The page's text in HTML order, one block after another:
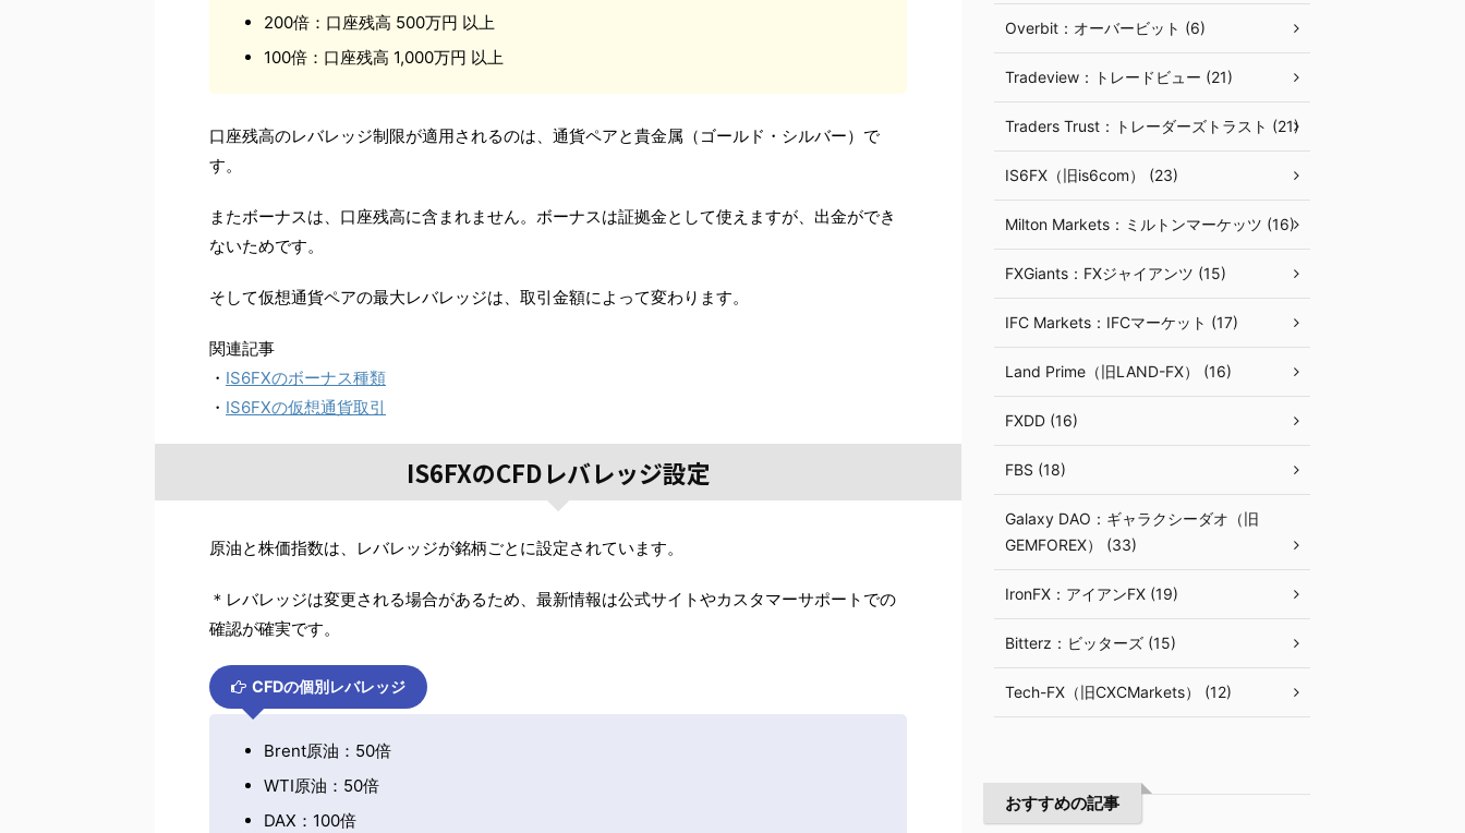
200倍：口座残高 500万円 以上
100倍：口座残高 1,000万円 以上
口座残高のレバレッジ制限が適用されるのは、通貨ペアと貴金属（ゴールド・シルバー）で
す。
またボーナスは、口座残高に含まれません。ボーナスは証拠金として使えますが、出金ができ
ないためです。
そして仮想通貨ペアの最大レバレッジは、取引金額によって変わります。
関連記事
・ IS6FXのボーナス種類
・ IS6FXの仮想通貨取引
IS6FXのCFDレバレッジ設定
原油と株価指数は、レバレッジが銘柄ごとに設定されています。
＊レバレッジは変更される場合があるため、最新情報は公式サイトやカスタマーサポートでの
確認が確実です。
CFDの個別レバレッジ
Brent原油：50倍
WTI原油：50倍
DAX：100倍
Overbit：オーバービット (6)
Tradeview：トレードビュー (21)
Traders Trust：トレーダーズトラスト (21)
IS6FX（旧is6com） (23)
Milton Markets：ミルトンマーケッツ (16)
FXGiants：FXジャイアンツ (15)
IFC Markets：IFCマーケット (17)
Land Prime（旧LAND-FX） (16)
FXDD (16)
FBS (18)
Galaxy DAO：ギャラクシーダオ（旧
GEMFOREX） (33)
IronFX：アイアンFX (19)
Bitterz：ビッターズ (15)
Tech-FX（旧CXCMarkets） (12)
おすすめの記事